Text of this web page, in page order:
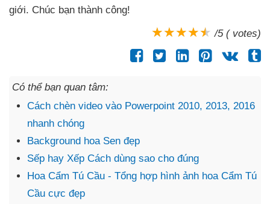
giới. Chúc bạn thành công!
/5 ( votes)
Có thể bạn quan tâm:
Cách chèn video vào Powerpoint 2010, 2013, 2016
nhanh chóng
Background hoa Sen đẹp
Sếp hay Xếp Cách dùng sao cho đúng
Hoa Cẩm Tú Cầu - Tổng hợp hình ảnh hoa Cẩm Tú
Cầu cực đẹp